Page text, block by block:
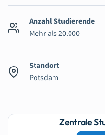
Anzahl Studierende
Mehr als 20.000
Standort
Potsdam
Zentrale